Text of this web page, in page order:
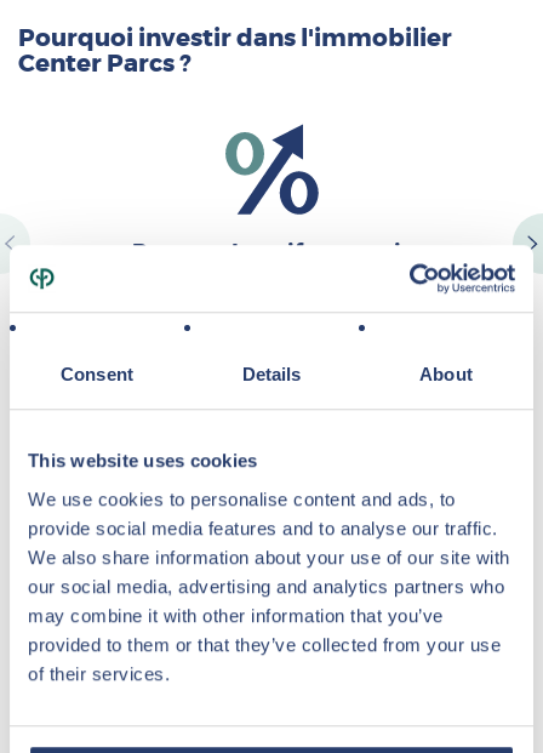
Consent Details About
This website uses cookies
We use cookies to personalise content and ads, to
provide social media features and to analyse our traffic.
We also share information about your use of our site with
our social media, advertising and analytics partners who
may combine it with other information that you’ve
provided to them or that they’ve collected from your use
of their services.
Pourquoi investir dans l'immobilier
Center Parcs ?
Revenus locatifs garantis
En savoir plus ?
PROJETS À VENDRE